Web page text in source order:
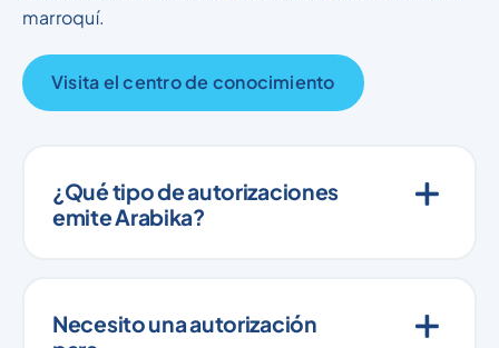
marroquí.
Visita el centro de conocimiento
¿Qué tipo de autorizaciones
emite Arabika?
Necesito una autorización